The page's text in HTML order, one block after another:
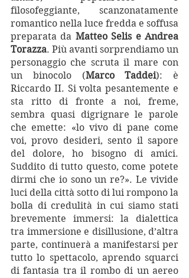
filosofeggiante, scanzonatamente
romantico nella luce fredda e soffusa
preparata da Matteo Selis e Andrea
Torazza. Più avanti sorprendiamo un
personaggio che scruta il mare con
un binocolo (Marco Taddei): è
Riccardo II. Si volta pesantemente e
sta ritto di fronte a noi, freme,
sembra quasi digrignare le parole
che emette: «lo vivo di pane come
voi, provo desideri, sento il sapore
del dolore, ho bisogno di amici.
Suddito di tutto questo, come potete
dirmi che io sono un re?». Le vivide
luci della città sotto di lui rompono la
bolla di credulità in cui siamo stati
brevemente immersi: la dialettica
tra immersione e disillusione, d’altra
parte, continuerà a manifestarsi per
tutto lo spettacolo, aprendo squarci
di fantasia tra il rombo di un aereo